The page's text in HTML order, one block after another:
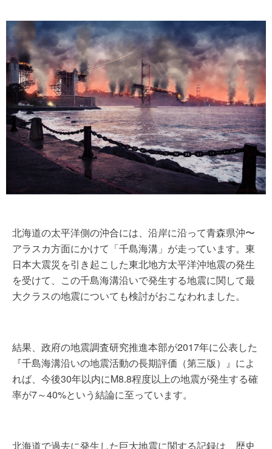
北海道の太平洋側の沖合には、沿岸に沿って青森県沖〜
アラスカ方面にかけて「千島海溝」が走っています。東
日本大震災を引き起こした東北地方太平洋沖地震の発生
を受けて、この千島海溝沿いで発生する地震に関して最
大クラスの地震についても検討がおこなわれました。
結果、政府の地震調査研究推進本部が2017年に公表した
『千島海溝沿いの地震活動の長期評価（第三版）』によ
れば、今後30年以内にM8.8程度以上の地震が発生する確
率が7～40%という結論に至っています。
北海道で過去に発生した巨大地震に関する記録は、歴史